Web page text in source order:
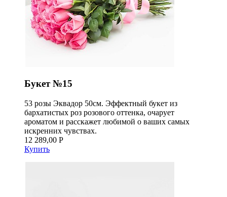
Букет №15
53 розы Эквадор 50см. Эффектный букет из
бархатистых роз розового оттенка, очарует
ароматом и расскажет любимой о ваших самых
искренних чувствах.
12 289,00 Р
Купить